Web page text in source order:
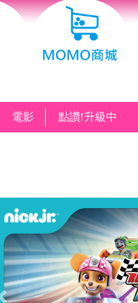
電影 點讚!升級中